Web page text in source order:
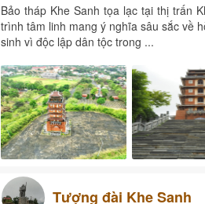
Bảo tháp Khe Sanh tọa lạc tại thị trấn
trình tâm linh mang ý nghĩa sâu sắc về
sinh vì độc lập dân tộc trong ...
Tượng đài Khe Sanh